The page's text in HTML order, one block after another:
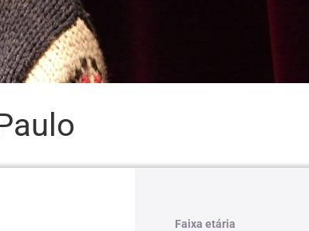
Faixa etária